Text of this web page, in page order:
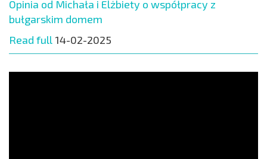
Opinia od Michała i Elżbiety o współpracy z
bułgarskim domem
Read full 14-02-2025